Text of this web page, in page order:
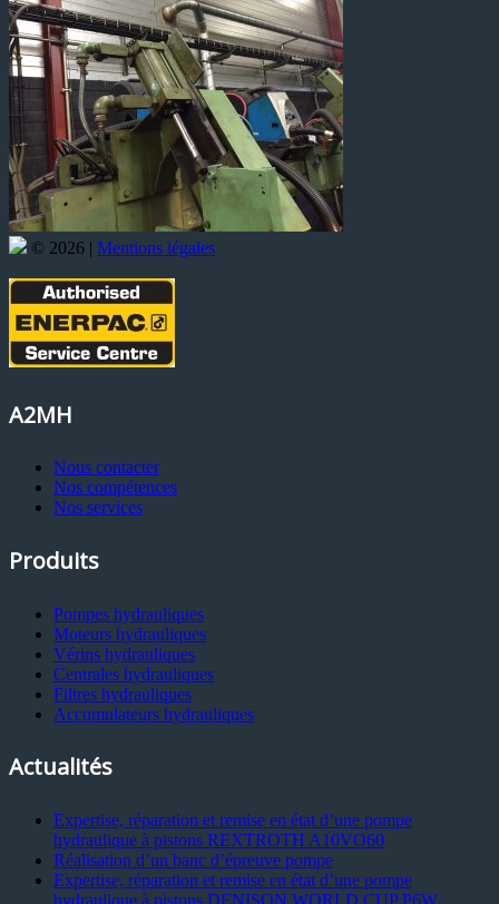
© 2026 | Mentions légales
A2MH
Nous contacter
Nos compétences
Nos services
Produits
Pompes hydrauliques
Moteurs hydrauliques
Vérins hydrauliques
Centrales hydrauliques
Filtres hydrauliques
Accumulateurs hydrauliques
Actualités
Expertise, réparation et remise en état d’une pompe
hydraulique à pistons REXTROTH A10VO60
Réalisation d’un banc d’épreuve pompe
Expertise, réparation et remise en état d’une pompe
hydraulique à pistons DENISON WORLD CUP P6W